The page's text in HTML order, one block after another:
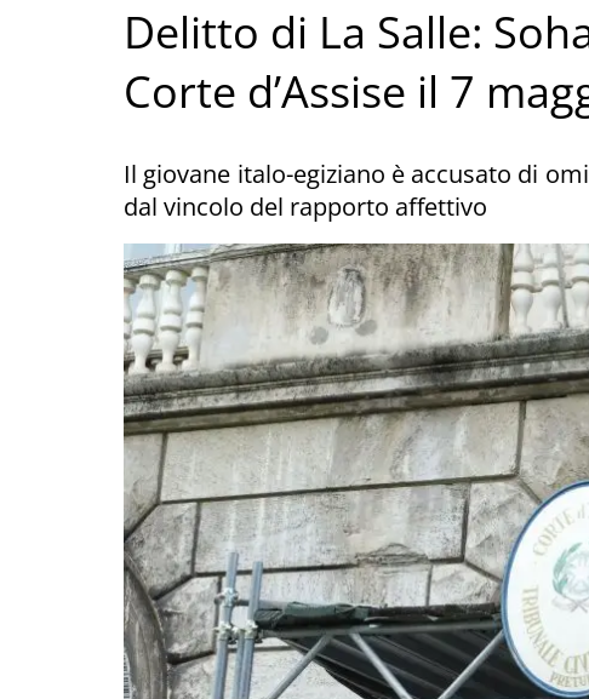
Delitto di La Salle:
Corte d’Assise il 7
Il giovane italo-egiziano è accusato di
dal vincolo del rapporto affettivo